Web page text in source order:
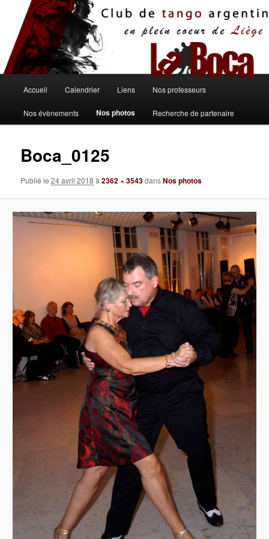
contenu
principal
principal
Accueil Calendrier Liens Nos professeurs
Nos évènements Nos photos Recherche de partenaire
Boca_0125
Publié le24 avril 2018 à2362 × 3543dansNos photos